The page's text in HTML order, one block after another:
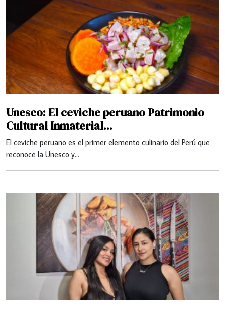
Unesco: El ceviche peruano Patrimonio
Cultural Inmaterial...
El ceviche peruano es el primer elemento culinario del Perú que
reconoce la Unesco y…